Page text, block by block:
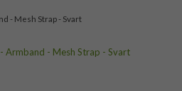
- Mesh Strap - Svart